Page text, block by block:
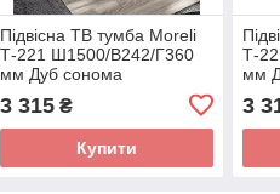
Підвісна ТВ тумба Moreli
Т-221 Ш1500/В242/Г360
мм Дуб сонома
3 315₴
Купити
Т-
мм
3